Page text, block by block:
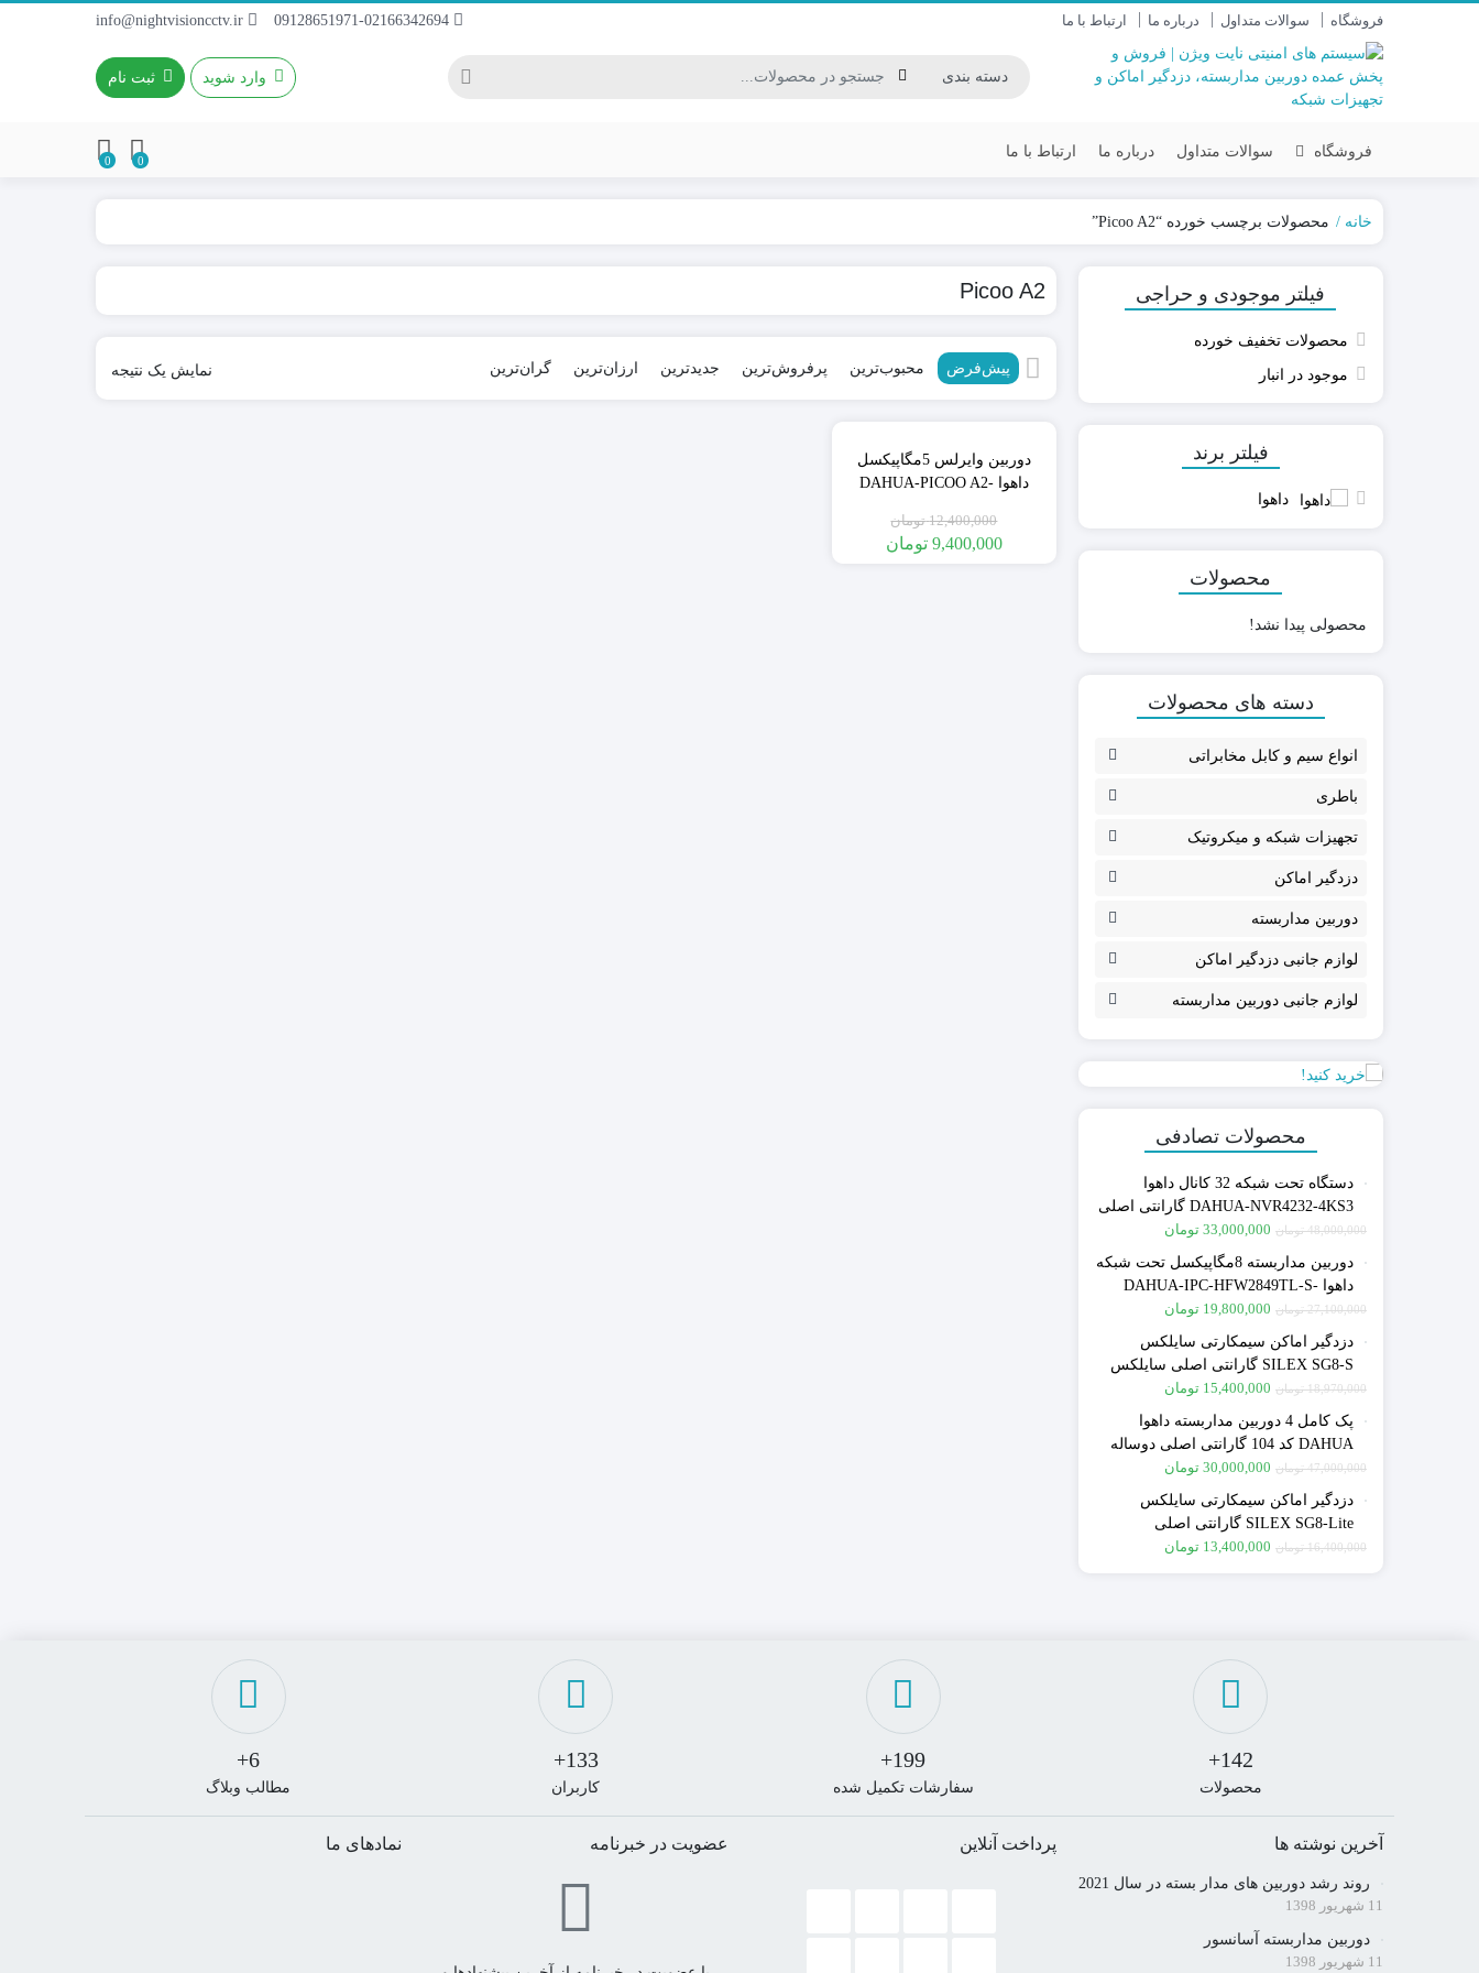
فروشگاه سوالات متداول درباره ما ارتباط با ما
وارد شوید ثبت نام
فروشگاه
یونی ویو UNV
آیمو IMOU
دستگاه DVR / NVR
سایان (SAYAN)
پارادوکس PARADOX
فایروال FIREWALL
گپ GAP
مکسرون MAXRON
مودم سیمکارتی
روتر و اکسس پوینت
سوالات متداول درباره ما ارتباط با ما
0
0
خانه محصولات برچسب خورده “Picoo A2”
Picoo A2
پیش‌فرض محبوب‌ترین پرفروش‌ترین جدیدترین ارزان‌ترین گران‌ترین نمایش یک نتیجه
٪24
دوربین وایرلس 5مگاپیکسل
داهوا DAHUA-PICOO A2-
ارتباط
12,400,000 تومان
9,400,000 تومان
فیلتر موجودی و حراجی
محصولات تخفیف خورده
موجود در انبار
فیلتر برند
داهوا
محصولات
محصولی پیدا نشد!
دسته های محصولات
انواع سیم و کابل مخابراتی
باطری
تجهیزات شبکه و میکروتیک
دزدگیر اماکن
دوربین مداربسته
لوازم جانبی دزدگیر اماکن
لوازم جانبی دوربین مداربسته
محصولات تصادفی
دستگاه تحت شبکه 32 کانال داهوا
DAHUA-NVR4232-4KS3 گارانتی اصلی
دوساله
48,000,000 تومان 33,000,000 تومان
دوربین مداربسته 8مگاپیکسل تحت شبکه
داهوا DAHUA-IPC-HFW2849TL-S-
PRO گارانتی اصلی فراگستر
27,100,000 تومان 19,800,000 تومان
دزدگیر اماکن سیمکارتی سایلکس
SILEX SG8-S گارانتی اصلی سایلکس
18,970,000 تومان 15,400,000 تومان
پک کامل 4 دوربین مداربسته داهوا
DAHUA کد 104 گارانتی اصلی دوساله
47,000,000 تومان 30,000,000 تومان
دزدگیر اماکن سیمکارتی سایلکس
SILEX SG8-Lite گارانتی اصلی
سایلکس
16,400,000 تومان 13,400,000 تومان
142+
محصولات
199+
سفارشات تکمیل شده
133+
کاربران
6+
مطالب وبلاگ
آخرین نوشته ها
روند رشد دوربین های مدار بسته در سال 2021
11 شهریور 1398
دوربین مداربسته آسانسور
11 شهریور 1398
پرداخت آنلاین عضویت در خبرنامه نمادهای ما